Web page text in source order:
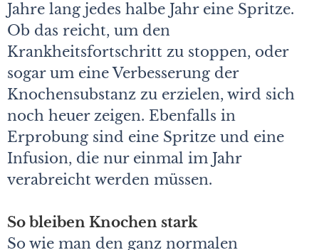
Jahre lang jedes halbe Jahr eine Spritze.
Ob das reicht, um den
Krankheitsfortschritt zu stoppen, oder
sogar um eine Verbesserung der
Knochensubstanz zu erzielen, wird sich
noch heuer zeigen. Ebenfalls in
Erprobung sind eine Spritze und eine
Infusion, die nur einmal im Jahr
verabreicht werden müssen.
So bleiben Knochen stark
So wie man den ganz normalen